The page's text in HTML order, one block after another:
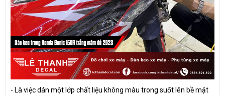
- Là việc dán một lớp chất liệu không màu trong suốt lên bề mặt